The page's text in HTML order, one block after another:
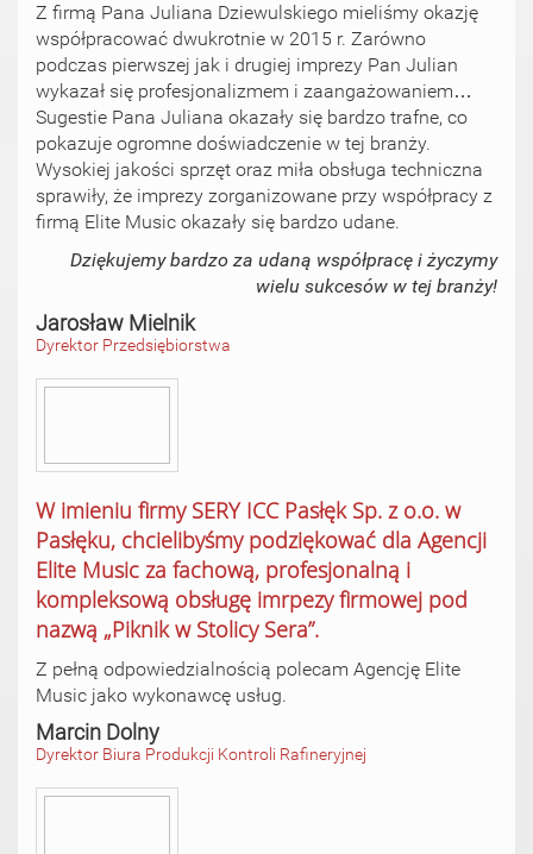
Z firmą Pana Juliana Dziewulskiego mieliśmy okazję
współpracować dwukrotnie w 2015 r. Zarówno
podczas pierwszej jak i drugiej imprezy Pan Julian
wykazał się profesjonalizmem i zaangażowaniem…
Sugestie Pana Juliana okazały się bardzo trafne, co
pokazuje ogromne doświadczenie w tej branży.
Wysokiej jakości sprzęt oraz miła obsługa techniczna
sprawiły, że imprezy zorganizowane przy współpracy z
firmą Elite Music okazały się bardzo udane.
Dziękujemy bardzo za udaną współpracę i życzymy
wielu sukcesów w tej branży!
Jarosław Mielnik
Dyrektor Przedsiębiorstwa
W imieniu firmy SERY ICC Pasłęk Sp. z o.o. w
Pasłęku, chcielibyśmy podziękować dla Agencji
Elite Music za fachową, profesjonalną i
kompleksową obsługę imrpezy firmowej pod
nazwą „Piknik w Stolicy Sera”.
Z pełną odpowiedzialnością polecam Agencję Elite
Music jako wykonawcę usług.
Marcin Dolny
Dyrektor Biura Produkcji Kontroli Rafineryjnej